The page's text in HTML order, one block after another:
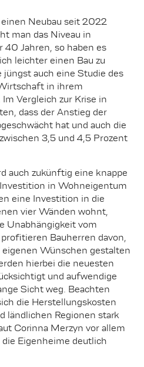
Neubau seit 2022
man das Niveau in
40 Jahren, so haben es
leichter einen Bau zu
auch eine Studie des
in ihrem
Im Vergleich zur Krise in
dass der Anstieg der
hat und auch die
3,5 und 4,5 Prozent
auch zukünftig eine knappe
in Wohneigentum
eine Investition in die
vier Wänden wohnt,
Unabhängigkeit vom
Bauherren davon,
eigenen Wünschen gestalten
hierbei die neuesten
und aufwendige
Sicht weg. Beachten
die Herstellungskosten
ländlichen Regionen stark
Corinna Merzyn vor allem
Eigenheime deutlich